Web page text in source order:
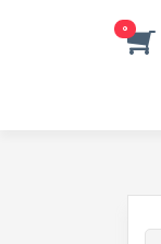
0